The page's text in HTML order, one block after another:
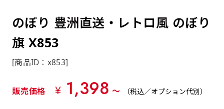
のぼり 豊洲直送・レトロ風 のぼり
旗 X853
[商品ID：x853]
販売価格 ¥ 1,398 〜 （税込／オプション代別）
ません。
返事を頂いたあとに製作開始いたします。
印刷工程に入った場合はいかなる場合もキャン
近距離の歩行者や、特に女性の目線を意識したい
近距離の歩行者や、特に女性の目線を意識したい
（上と下）
上左右チチ
四辺補強
［ +58円 ］
ポンジをやや厚くした生地です。ポンジと比
べると約2倍の厚みがあります。タペストリー
やバナーなどの製作によく利用します。
2本（3分割）の場合だと